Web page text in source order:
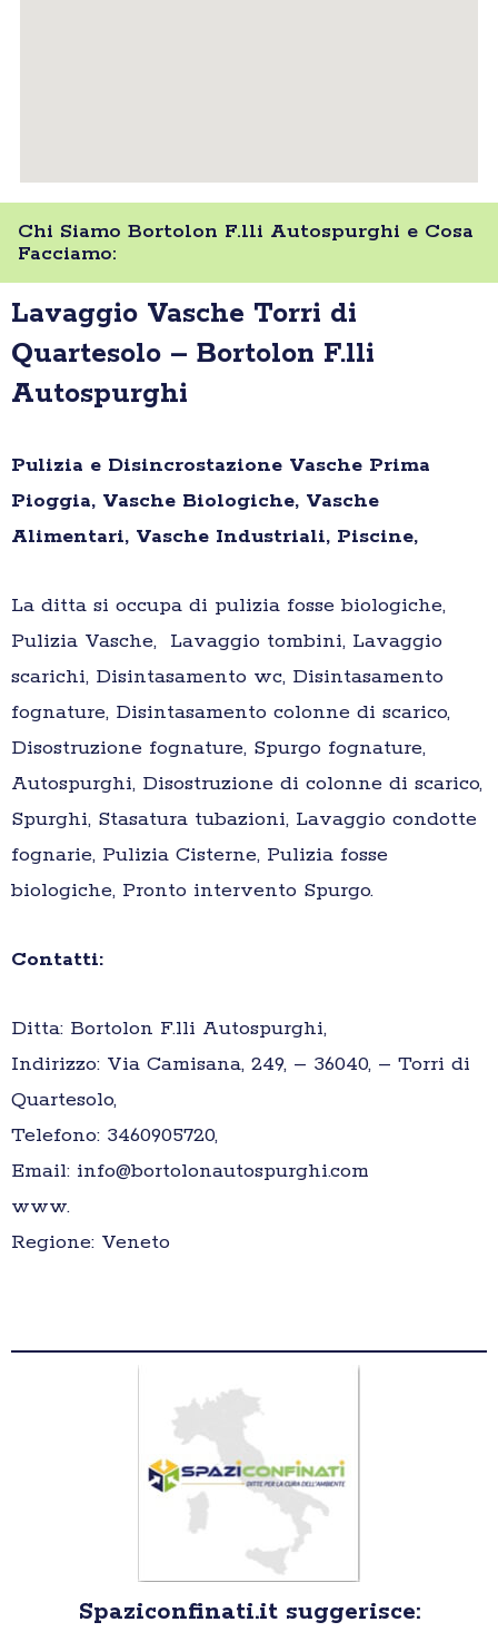
Chi Siamo Bortolon F.lli Autospurghi e Cosa
Facciamo:
Lavaggio Vasche Torri di
Quartesolo – Bortolon F.lli
Autospurghi
Pulizia e Disincrostazione Vasche Prima
Pioggia, Vasche Biologiche, Vasche
Alimentari, Vasche Industriali, Piscine,
La ditta si occupa di pulizia fosse biologiche,
Pulizia Vasche, Lavaggio tombini, Lavaggio
scarichi, Disintasamento wc, Disintasamento
fognature, Disintasamento colonne di scarico,
Disostruzione fognature, Spurgo fognature,
Autospurghi, Disostruzione di colonne di scarico,
Spurghi, Stasatura tubazioni, Lavaggio condotte
fognarie, Pulizia Cisterne, Pulizia fosse
biologiche, Pronto intervento Spurgo.
Contatti:
Ditta: Bortolon F.lli Autospurghi,
Indirizzo: Via Camisana, 249, – 36040, – Torri di
Quartesolo,
Telefono: 3460905720,
Email: info@bortolonautospurghi.com
www.
Regione: Veneto
Spaziconfinati.it suggerisce: